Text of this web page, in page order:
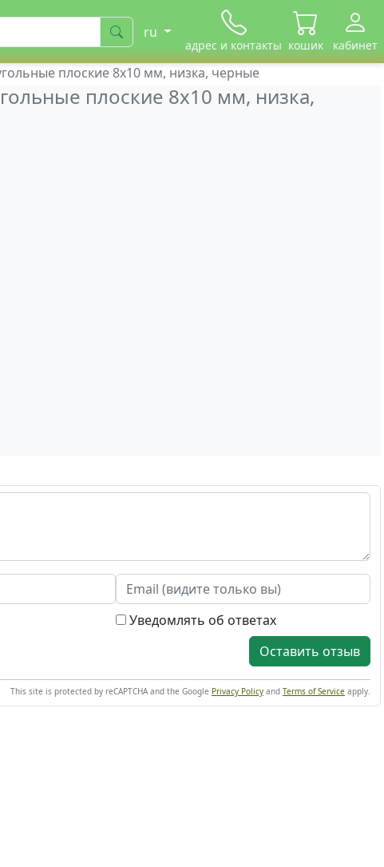
ru
адрес и контакты кошик кабинет
плоские 8х10 мм, низка, черные
плоские 8х10 мм, низка,
Уведомлять об ответах
Оставить отзыв
This site is protected by reCAPTCHA and the Google Privacy Policy and Terms of Service apply.